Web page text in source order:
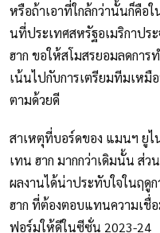
หรือถ้าเอาที่ใกล้กว่านั้นก็คือ
นที่ประเทศสหรัฐอเมริกาปร
ฮาก ขอให้สโมสรยอมลดการ
เน้นไปกับการเตรียมทีมเห
ตามด้วยดี
สาเหตุที่บอร์ดของ แมนฯ ยูไ
เทน ฮาก มากกว่าเดิมนั้น ส่
ผลงานได้น่าประทับใจในฤ
ฮาก ที่ต้องตอบแทนความเชื่
ฟอร์มให้ดีในซีซั่น 2023-24